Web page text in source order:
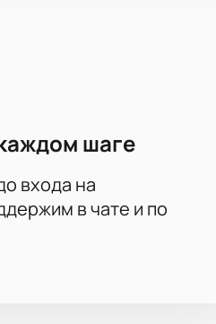
шаге
входа на
в чате и по